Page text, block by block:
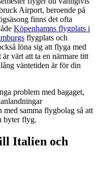
Airport, beroende på
finns det ofta
Köpenhamns flygplats i
flygplats och
löna sig att flyga med
är värt att ta en närmare titt
väntetiden är för din
problem med bagaget,
samma flygbolag så att
byter flyg.
Italien och